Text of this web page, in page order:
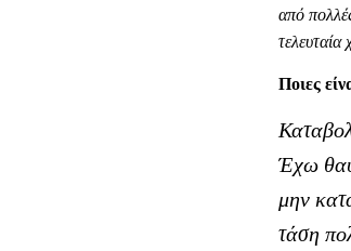
από
Ποιες
Έχω
μην
τάση